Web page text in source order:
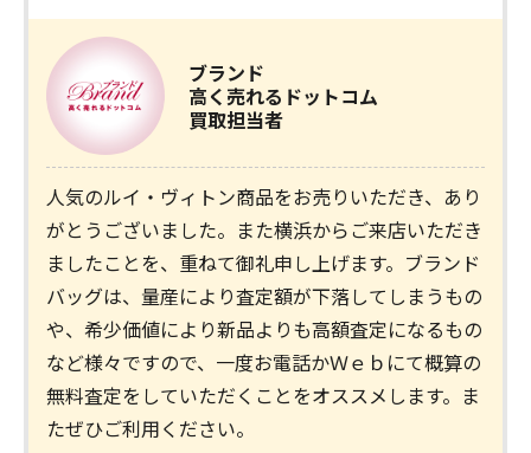
ブランド
高く売れるドットコム
買取担当者
人気のルイ・ヴィトン商品をお売りいただき、あり
がとうございました。また横浜からご来店いただき
ましたことを、重ねて御礼申し上げます。ブランド
バッグは、量産により査定額が下落してしまうもの
や、希少価値により新品よりも高額査定になるもの
など様々ですので、一度お電話かＷｅｂにて概算の
無料査定をしていただくことをオススメします。ま
たぜひご利用ください。